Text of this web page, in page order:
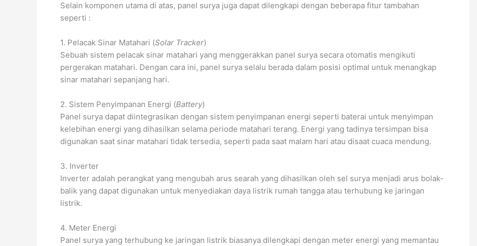
Selain komponen utama di atas, panel surya juga dapat dilengkapi dengan beberapa fitur tambahan
seperti :
1. Pelacak Sinar Matahari (Solar Tracker)
Sebuah sistem pelacak sinar matahari yang menggerakkan panel surya secara otomatis mengikuti
pergerakan matahari. Dengan cara ini, panel surya selalu berada dalam posisi optimal untuk menangkap
sinar matahari sepanjang hari.
2. Sistem Penyimpanan Energi (Battery)
Panel surya dapat diintegrasikan dengan sistem penyimpanan energi seperti baterai untuk menyimpan
kelebihan energi yang dihasilkan selama periode matahari terang. Energi yang tadinya tersimpan bisa
digunakan saat sinar matahari tidak tersedia, seperti pada saat malam hari atau disaat cuaca mendung.
3. Inverter
Inverter adalah perangkat yang mengubah arus searah yang dihasilkan oleh sel surya menjadi arus bolak-
balik yang dapat digunakan untuk menyediakan daya listrik rumah tangga atau terhubung ke jaringan
listrik.
4. Meter Energi
Panel surya yang terhubung ke jaringan listrik biasanya dilengkapi dengan meter energi yang memantau